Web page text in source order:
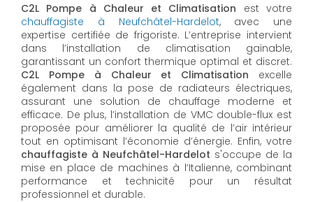
C2L Pompe à Chaleur et Climatisation est votre
chauffagiste à Neufchâtel-Hardelot, avec une
expertise certifiée de frigoriste. L’entreprise intervient
dans l’installation de climatisation gainable,
garantissant un confort thermique optimal et discret.
C2L Pompe à Chaleur et Climatisation excelle
également dans la pose de radiateurs électriques,
assurant une solution de chauffage moderne et
efficace. De plus, l’installation de VMC double-flux est
proposée pour améliorer la qualité de l’air intérieur
tout en optimisant l’économie d’énergie. Enfin, votre
chauffagiste à Neufchâtel-Hardelot s'occupe de la
mise en place de machines à l’Italienne, combinant
performance et technicité pour un résultat
professionnel et durable.